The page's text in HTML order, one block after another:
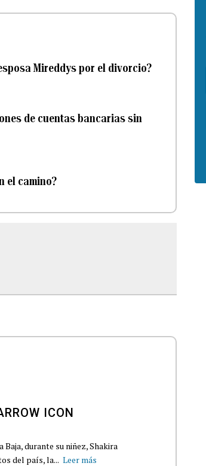
Mireddys por el divorcio?
de cuentas bancarias sin
el camino?
Baja, durante su niñez, Shakira
del país, la... Leer más